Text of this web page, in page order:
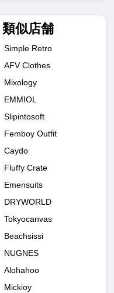
類似店舗
Simple Retro
AFV Clothes
Mixology
EMMIOL
Slipintosoft
Femboy Outfit
Caydo
Fluffy Crate
Emensuits
DRYWORLD
Tokyocanvas
Beachsissi
NUGNES
Alohahoo
Mickioy